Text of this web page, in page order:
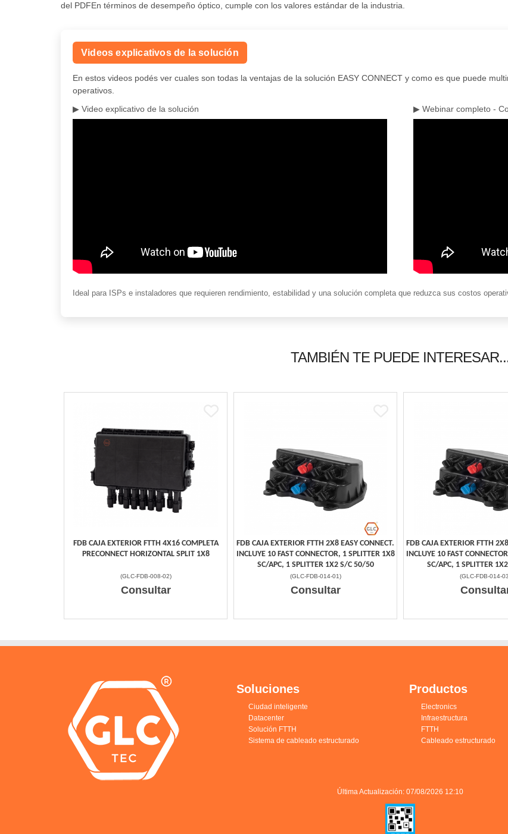
del PDFEn términos de desempeño óptico, cumple con los valores estándar de la industria.
Videos explicativos de la solución
En estos videos podés ver cuales son todas la ventajas de la solución EASY CONNECT y como es que puede
operativos.
▶ Video explicativo de la solución
▶ Webinar completo -
Ideal para ISPs e instaladores que requieren rendimiento, estabilidad y una solución completa que reduzca sus costos
TAMBIÉN TE PUEDE
FDB CAJA EXTERIOR FTTH 4X16 COMPLETA
PRECONNECT HORIZONTAL SPLIT 1X8
(GLC-FDB-008-02)
Consultar
FDB CAJA EXTERIOR FTTH 2X8 EASY CONNECT.
INCLUYE 10 FAST CONNECTOR, 1 SPLITTER 1X8
SC/APC, 1 SPLITTER 1X2 S/C 50/50
(GLC-FDB-014-01)
Consultar
FDB CAJA EXTERIOR FTTH
INCLUYE 10 FAST
SC/APC, 1 SPLITTER
(GLC-FDB-014-03
Soluciones
Ciudad inteligente
Datacenter
Solución FTTH
Sistema de cableado estructurado
Productos
Electronics
Infraestructura
FTTH
Cableado estructurado
Última Actualización: 07/08/2026 12:10